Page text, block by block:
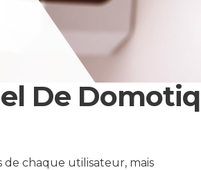
De
chaque utilisateur, mais